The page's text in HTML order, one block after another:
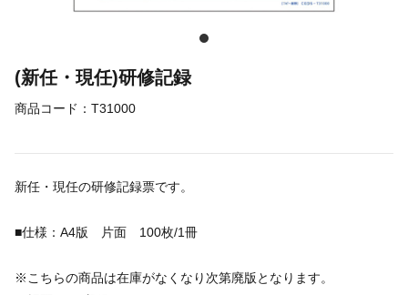
(新任・現任)研修記録
商品コード： T31000
新任・現任の研修記録票です。
■仕様：A4版 片面 100枚/1冊
※こちらの商品は在庫がなくなり次第廃版となります。